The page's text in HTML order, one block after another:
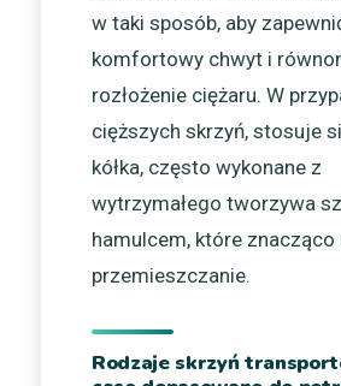
w taki sposób, aby
komfortowy chwyt i
rozłożenie ciężaru. W
cięższych skrzyń, stosuje
kółka, często wykonane z
wytrzymałego tworzywa
hamulcem, które znacząco
przemieszczanie.
Rodzaje skrzyń